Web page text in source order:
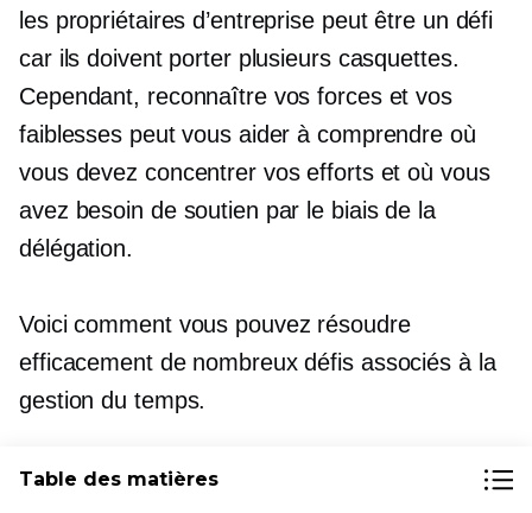
les propriétaires d’entreprise peut être un défi
car ils doivent porter plusieurs casquettes.
Cependant, reconnaître vos forces et vos
faiblesses peut vous aider à comprendre où
vous devez concentrer vos efforts et où vous
avez besoin de soutien par le biais de la
délégation.
Voici comment vous pouvez résoudre
efficacement de nombreux défis associés à la
gestion du temps.
Combattre les distractions
Table des matières